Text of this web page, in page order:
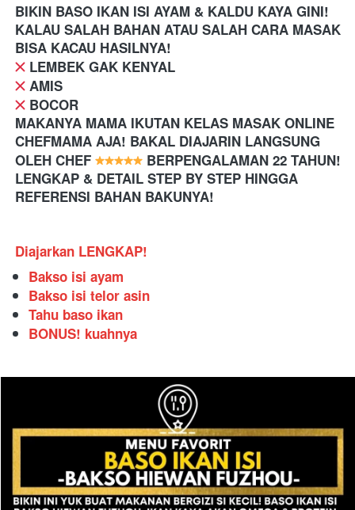
BIKIN BASO IKAN ISI AYAM & KALDU KAYA GINI!
KALAU SALAH BAHAN ATAU SALAH CARA MASAK
BISA KACAU HASILNYA!
️ LEMBEK GAK KENYAL
️ AMIS
️ BOCOR
MAKANYA MAMA IKUTAN KELAS MASAK ONLINE
CHEFMAMA AJA! BAKAL DIAJARIN LANGSUNG
OLEH CHEF
BERPENGALAMAN 22 TAHUN!
LENGKAP & DETAIL STEP BY STEP HINGGA
REFERENSI BAHAN BAKUNYA!
Diajarkan LENGKAP!
Bakso isi ayam
Bakso isi telor asin
Tahu baso ikan
BONUS! kuahnya